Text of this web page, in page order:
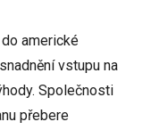
americké
vstupu na
Společnosti
přebere